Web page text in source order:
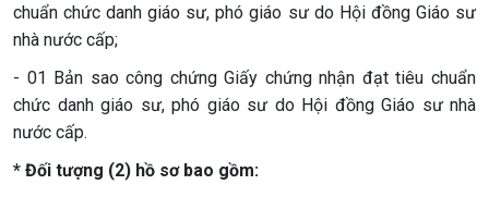
chuẩn chức danh giáo sư, phó giáo sư do Hội đồng Giáo sư
nhà nước cấp;
- 01 Bản sao công chứng Giấy chứng nhận đạt tiêu chuẩn
chức danh giáo sư, phó giáo sư do Hội đồng Giáo sư nhà
nước cấp.
* Đối tượng (2) hồ sơ bao gồm: